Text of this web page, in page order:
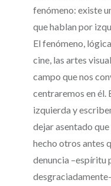
fenómeno: existe
que hablan por
El fenómeno,
cine, las artes
campo que nos
centraremos en él.
izquierda y
dejar asentado
hecho otros antes
denuncia –espíritu